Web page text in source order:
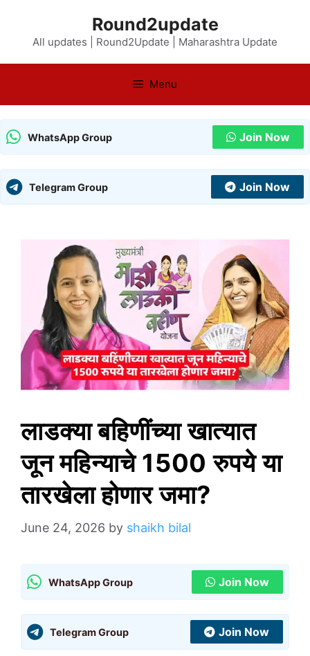
content
Round2update
All updates | Round2Update | Maharashtra Update
Menu
WhatsApp Group Join Now
Telegram Group Join Now
लाडक्या बहिणींच्या खात्यात
जून महिन्याचे 1500 रुपये या
तारखेला होणार जमा?
June 24, 2026 by shaikh bilal
WhatsApp Group Join Now
Telegram Group Join Now